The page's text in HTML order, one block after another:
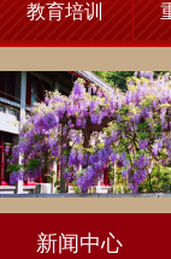
教育培训
新闻中心